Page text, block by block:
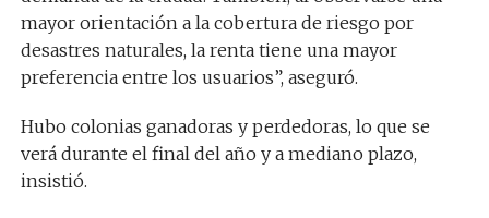
mayor orientación a la cobertura de riesgo por
desastres naturales, la renta tiene una mayor
preferencia entre los usuarios”, aseguró.
Hubo colonias ganadoras y perdedoras, lo que se
verá durante el final del año y a mediano plazo,
insistió.